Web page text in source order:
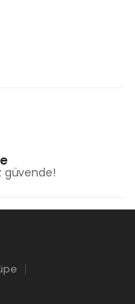
güvende!